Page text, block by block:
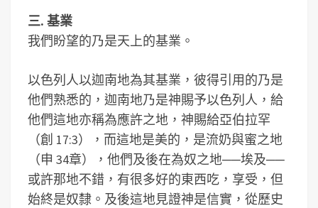
三. 基業
我們盼望的乃是天上的基業。
以色列人以迦南地為其基業，彼得引用的乃是
他們熟悉的，迦南地乃是神賜予以色列人，給
他們這地亦稱為應許之地，神賜給亞伯拉罕
（創 17:3），而這地是美的，是流奶與蜜之地
（申 34章），他們及後在為奴之地──埃及──
或許那地不錯，有很多好的東西吃，享受，但
始終是奴隸。及後這地見證神是信實，從歷史